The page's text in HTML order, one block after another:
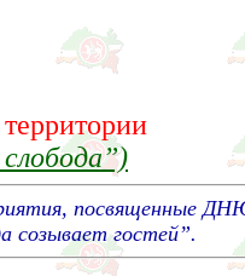
созывает гостей”.